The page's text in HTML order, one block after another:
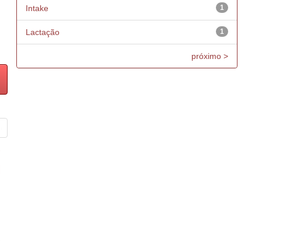
1
Intake
1
Lactação
próximo >